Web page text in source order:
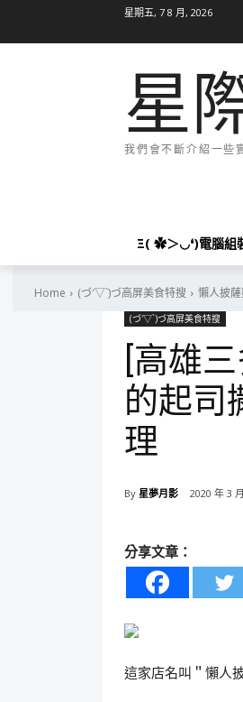
星期五, 7 8 月, 2026
星
我們會不斷介紹一些
Ξ( ✿＞◡❛)電腦組
Home (づ′▽`)づ高屏美食特搜 懶人披
(づ′▽`)づ高屏美食特搜
[高雄
的起司
理
By 星夢月影 2020 年 3
分享文章：
這家店名叫＂懶人